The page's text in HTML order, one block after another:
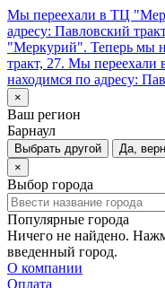
Мы переехали в ТЦ
адресу: Павловский
"Меркурий". Теперь мы
тракт, 27. Мы переехали
находимся по адресу:
×
Ваш регион
Барнаул
Выбрать другой
Да,
×
Выбор города
Популярные города
Ничего не найдено.
введенный город.
О компании
Оплата